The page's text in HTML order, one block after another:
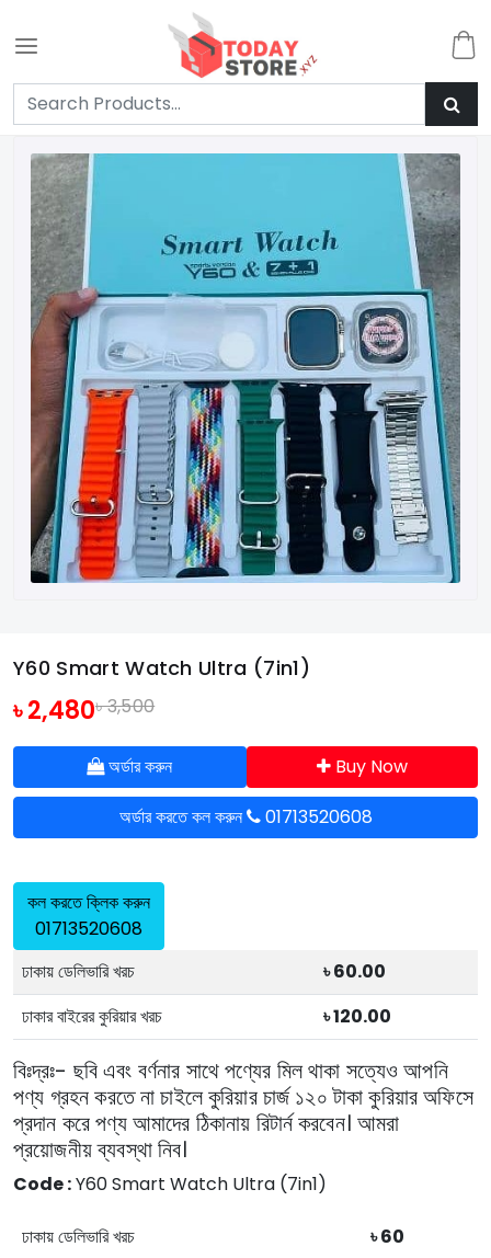
Y60 Smart Watch Ultra (7in1)
৳ 2,480৳ 3,500
অর্ডার করুন
Buy Now
অর্ডার করতে কল করুন
01713520608
কল করতে ক্লিক করুন
01713520608
ঢাকায় ডেলিভারি খরচ
৳ 60.00
ঢাকার বাইরের কুরিয়ার খরচ
৳ 120.00
বিঃদ্রঃ- ছবি এবং বর্ণনার সাথে পণ্যের মিল থাকা সত্যেও আপনি
পণ্য গ্রহন করতে না চাইলে কুরিয়ার চার্জ ১২০ টাকা কুরিয়ার অফিসে
প্রদান করে পণ্য আমাদের ঠিকানায় রিটার্ন করবেন। আমরা
প্রয়োজনীয় ব্যবস্থা নিব।
Code :Y60 Smart Watch Ultra (7in1)
ঢাকায় ডেলিভারি খরচ
৳ 60